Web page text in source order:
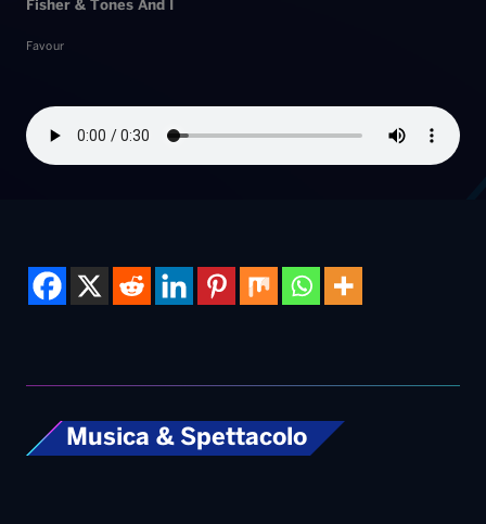
Fisher & Tones And I
Favour
Musica & Spettacolo